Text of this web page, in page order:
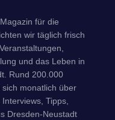
für die
wir täglich frisch
und das Leben in
Rund 200.000
monatlich über
Tipps,
Dresden-Neustadt